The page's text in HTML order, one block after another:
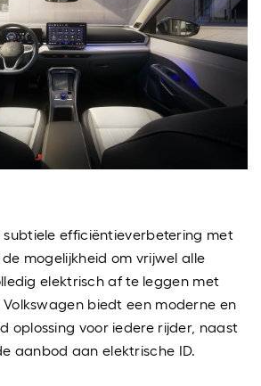
efficiëntieverbetering met
mogelijkheid om vrijwel alle
elektrisch af te leggen met
biedt een moderne en
oplossing voor iedere rijder, naast
aanbod aan elektrische ID.